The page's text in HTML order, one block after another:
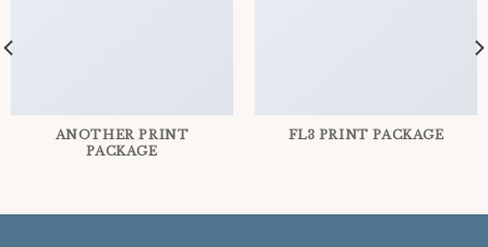
ANOTHER PRINT
PACKAGE
FL3 PRINT PACKAGE